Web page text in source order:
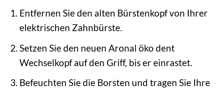
Entfernen Sie den alten Bürstenkopf von Ihrer
elektrischen Zahnbürste.
Setzen Sie den neuen Aronal öko dent
Wechselkopf auf den Griff, bis er einrastet.
Befeuchten Sie die Borsten und tragen Sie Ihre